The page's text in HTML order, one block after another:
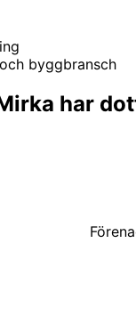
byggbransch
har